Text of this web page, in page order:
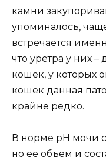
камни
упоминалось,
встречается
что уретра у них –
кошек, у которых
кошек данная
крайне редко.
В норме рН мочи
но ее объем и